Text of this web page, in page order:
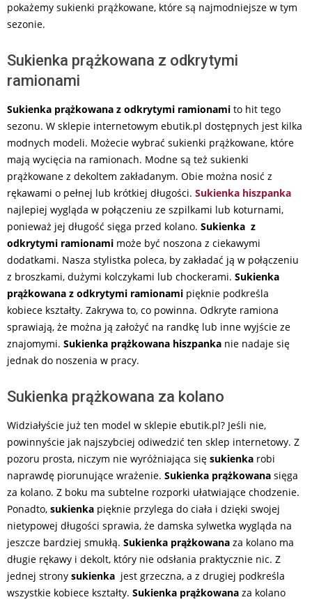
pokażemy sukienki prążkowane, które są najmodniejsze w tym
sezonie.
Sukienka prążkowana z odkrytymi
ramionami
Sukienka prążkowana z odkrytymi ramionami to hit tego
sezonu. W sklepie internetowym ebutik.pl dostępnych jest kilka
modnych modeli. Możecie wybrać sukienki prążkowane, które
mają wycięcia na ramionach. Modne są też sukienki
prążkowane z dekoltem zakładanym. Obie można nosić z
rękawami o pełnej lub krótkiej długości. Sukienka hiszpanka
najlepiej wygląda w połączeniu ze szpilkami lub koturnami,
ponieważ jej długość sięga przed kolano. Sukienka z
odkrytymi ramionami może być noszona z ciekawymi
dodatkami. Nasza stylistka poleca, by zakładać ją w połączeniu
z broszkami, dużymi kolczykami lub chockerami. Sukienka
prążkowana z odkrytymi ramionami pięknie podkreśla
kobiece kształty. Zakrywa to, co powinna. Odkryte ramiona
sprawiają, że można ją założyć na randkę lub inne wyjście ze
znajomymi. Sukienka prążkowana hiszpanka nie nadaje się
jednak do noszenia w pracy.
Sukienka prążkowana za kolano
Widziałyście już ten model w sklepie ebutik.pl? Jeśli nie,
powinnyście jak najszybciej odiwedzić ten sklep internetowy. Z
pozoru prosta, niczym nie wyróżniająca się sukienka robi
naprawdę piorunujące wrażenie. Sukienka prążkowana sięga
za kolano. Z boku ma subtelne rozporki ułatwiające chodzenie.
Ponadto, sukienka pięknie przylega do ciała i dzięki swojej
nietypowej długości sprawia, że damska sylwetka wygląda na
jeszcze bardziej smukłą. Sukienka prążkowana za kolano ma
długie rękawy i dekolt, który nie odsłania praktycznie nic. Z
jednej strony sukienka jest grzeczna, a z drugiej podkreśla
wszystkie kobiece kształty. Sukienka prążkowana za kolano